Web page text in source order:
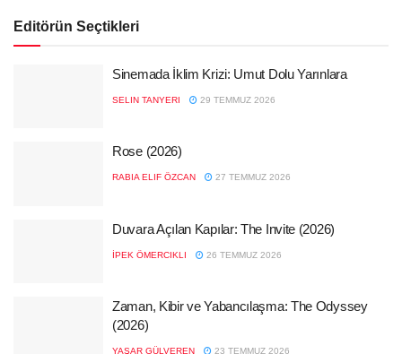
Editörün Seçtikleri
Sinemada İklim Krizi: Umut Dolu Yarınlara
SELIN TANYERI 29 TEMMUZ 2026
Rose (2026)
RABIA ELIF ÖZCAN 27 TEMMUZ 2026
Duvara Açılan Kapılar: The Invite (2026)
İPEK ÖMERCIKLI 26 TEMMUZ 2026
Zaman, Kibir ve Yabancılaşma: The Odyssey
(2026)
YAŞAR GÜLVEREN 23 TEMMUZ 2026